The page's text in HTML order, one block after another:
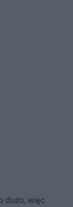
dużo, więc